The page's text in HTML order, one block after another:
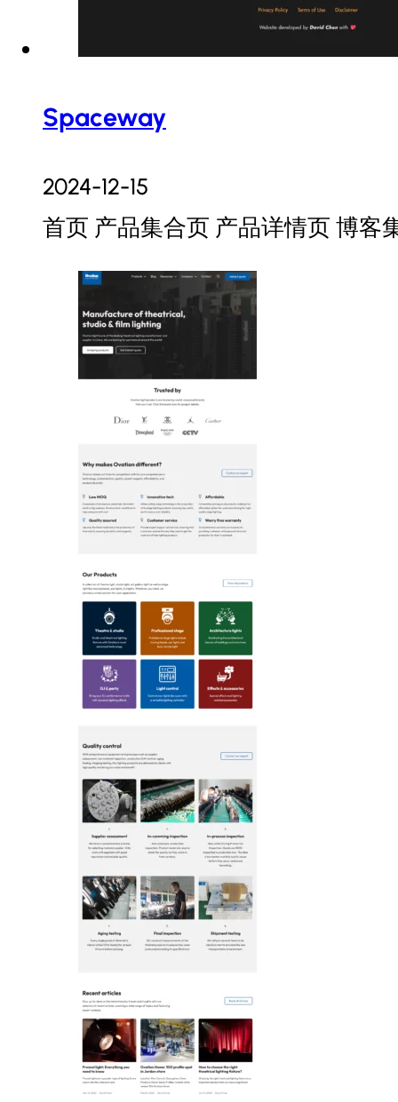
Spaceway
2024-12-15
首页 产品集合页 产品详情页 博客